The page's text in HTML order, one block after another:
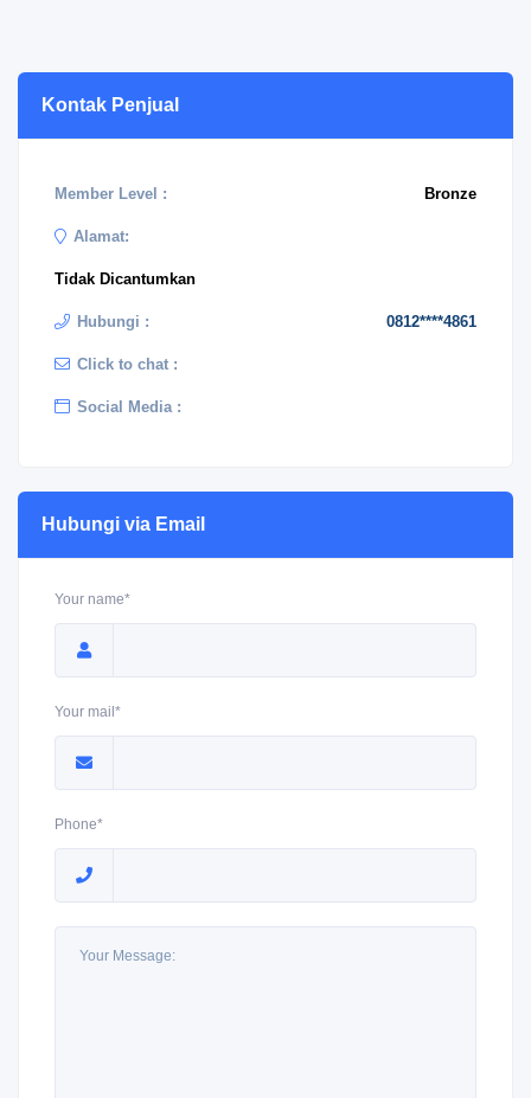
Kontak Penjual
Member Level : Bronze
Alamat:
Tidak Dicantumkan
Hubungi : 0812****4861
Click to chat :
Social Media :
Hubungi via Email
Your name*
Your mail*
Phone*